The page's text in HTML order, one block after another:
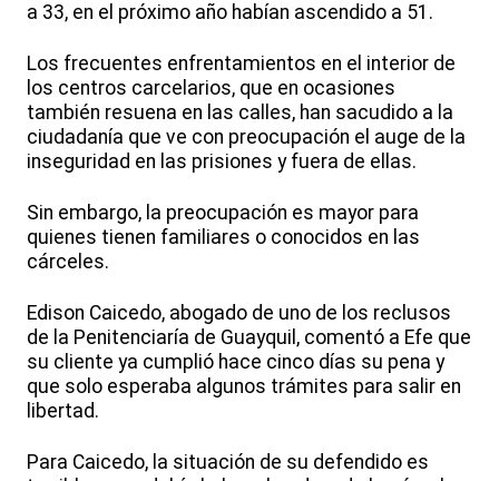
a 33, en el próximo año habían ascendido a 51.
Los frecuentes enfrentamientos en el interior de
los centros carcelarios, que en ocasiones
también resuena en las calles, han sacudido a la
ciudadanía que ve con preocupación el auge de la
inseguridad en las prisiones y fuera de ellas.
Sin embargo, la preocupación es mayor para
quienes tienen familiares o conocidos en las
cárceles.
Edison Caicedo, abogado de uno de los reclusos
de la Penitenciaría de Guayquil, comentó a Efe que
su cliente ya cumplió hace cinco días su pena y
que solo esperaba algunos trámites para salir en
libertad.
Para Caicedo, la situación de su defendido es